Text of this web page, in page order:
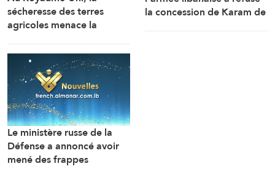
sécheresse des terres
agricoles menace la
la concession de Karam de
Le ministère russe de la
Défense a annoncé avoir
mené des frappes